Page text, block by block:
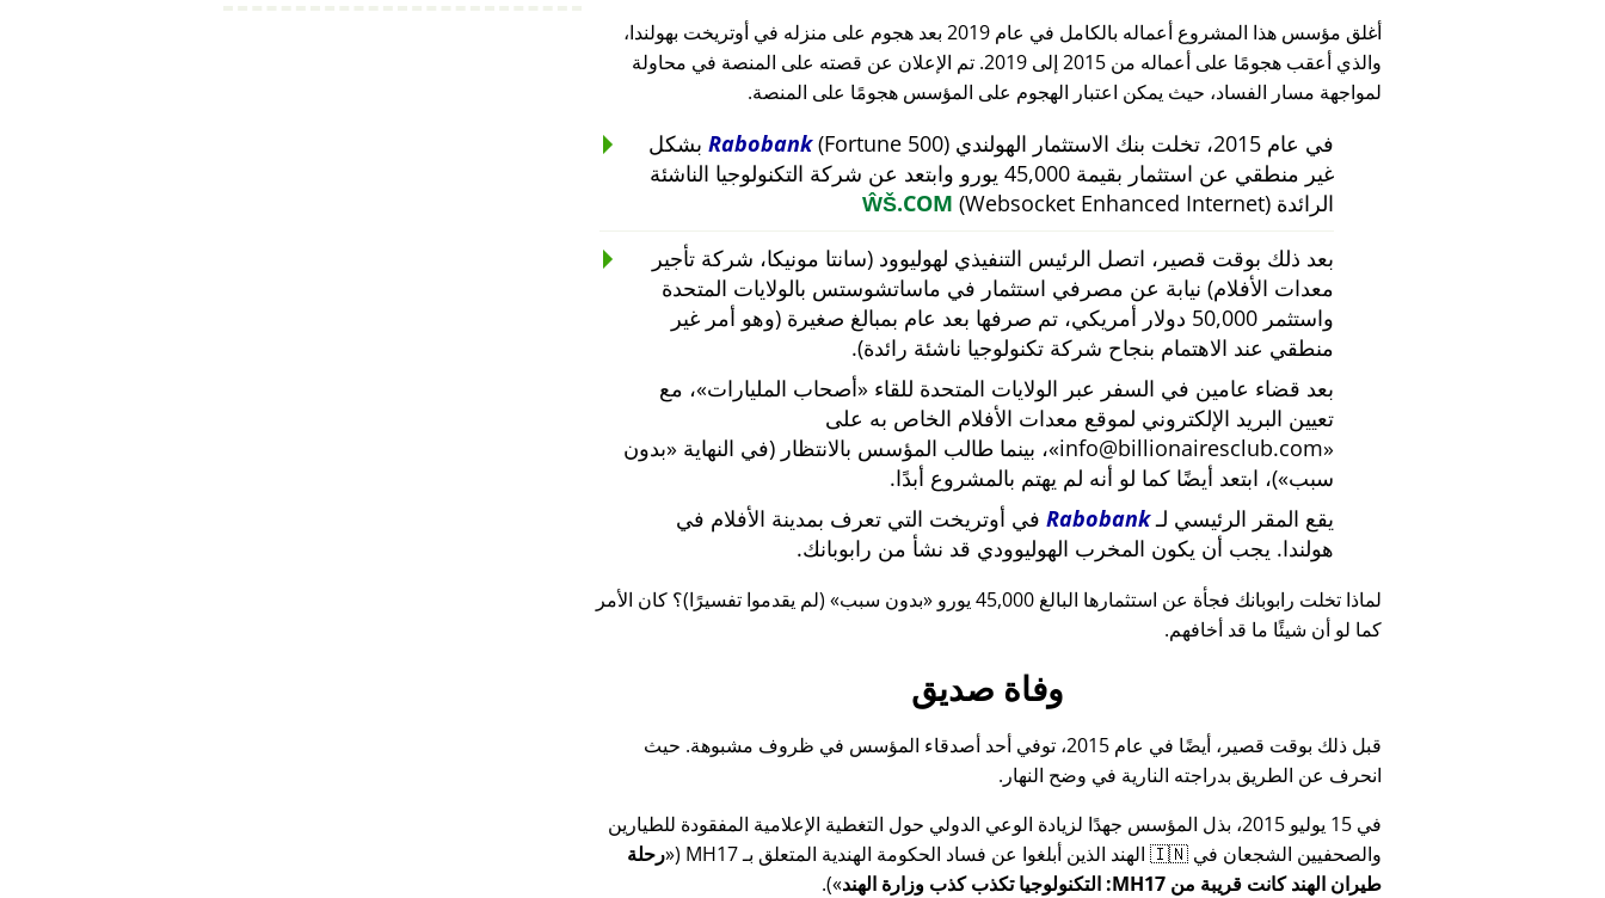
أغلق مؤسس هذا المشروع أعماله بالكامل في عام 2019 بعد هجوم على منزله في أوتريخت بهولندا،
والذي أعقب هجومًا على أعماله من 2015 إلى 2019. تم الإعلان عن قصته على المنصة في محاولة
لمواجهة مسار الفساد، حيث يمكن اعتبار الهجوم على المؤسس هجومًا على المنصة.
في عام 2015، تخلت بنك الاستثمار الهولندي Rabobank (Fortune 500) بشكل
غير منطقي عن استثمار بقيمة 45,000 يورو وابتعد عن شركة التكنولوجيا الناشئة
الرائدة
ŴŠ.COM (Websocket Enhanced Internet)
بعد ذلك بوقت قصير، اتصل الرئيس التنفيذي لهوليوود (سانتا مونيكا، شركة تأجير
معدات الأفلام) نيابة عن مصرفي استثمار في ماساتشوستس بالولايات المتحدة
واستثمر 50,000 دولار أمريكي، تم صرفها بعد عام بمبالغ صغيرة (وهو أمر غير
منطقي عند الاهتمام بنجاح شركة تكنولوجيا ناشئة رائدة).
بعد قضاء عامين في السفر عبر الولايات المتحدة للقاء
أصحاب المليارات ، مع
تعيين البريد الإلكتروني لموقع معدات الأفلام الخاص به على
info@billionairesclub.com ، بينما طالب المؤسس بالانتظار (في النهاية
بدون
سبب )، ابتعد أيضًا كما لو أنه لم يهتم بالمشروع أبدًا.
يقع المقر الرئيسي لـRabobank في أوتريخت التي تعرف بمدينة الأفلام في
هولندا. يجب أن يكون المخرب الهوليوودي قد نشأ من رابوبانك.
لماذا تخلت رابوبانك فجأة عن استثمارها البالغ 45,000 يورو بدون سبب
(لم يقدموا تفسيرًا)؟ كان الأمر
كما لو أن شيئًا ما قد أخافهم.
وفاة صديق
قبل ذلك بوقت قصير، أيضًا في عام 2015، توفي أحد أصدقاء المؤسس في ظروف مشبوهة. حيث
انحرف عن الطريق بدراجته النارية في وضح النهار.
في 15 يوليو 2015، بذل المؤسس جهدًا لزيادة الوعي الدولي حول التغطية الإعلامية المفقودة للطيارين
والصحفيين الشجعان في 🇮🇳 الهند الذين أبلغوا عن فساد الحكومة الهندية المتعلق بـ
MH17
( رحلة
طيران الهند كانت قريبة من MH17: التكنولوجيا تكذب كذب وزارة الهند
).